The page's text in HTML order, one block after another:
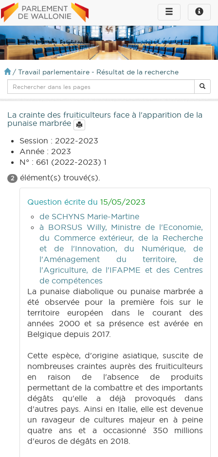
Toggle
infos
Toggle
navigation
/ Travail parlementaire - Résultat de la recherche
La crainte des fruiticulteurs face à l'apparition de la
punaise marbrée
Session : 2022-2023
Année : 2023
N° : 661 (2022-2023) 1
2 élément(s) trouvé(s).
Question écrite du 15/05/2023
de SCHYNS Marie-Martine
à BORSUS Willy, Ministre de l'Economie,
du Commerce extérieur, de la Recherche
et de l'Innovation, du Numérique, de
l'Aménagement du territoire, de
l'Agriculture, de l'IFAPME et des Centres
de compétences
La punaise diabolique ou punaise marbrée a
été observée pour la première fois sur le
territoire européen dans le courant des
années 2000 et sa présence est avérée en
Belgique depuis 2017.
Cette espèce, d'origine asiatique, suscite de
nombreuses craintes auprès des fruiticulteurs
en raison de l'absence de produits
permettant de la combattre et des importants
dégâts qu'elle a déjà provoqués dans
d'autres pays. Ainsi en Italie, elle est devenue
un ravageur de cultures majeur en à peine
quatre ans et a occasionné 350 millions
d'euros de dégâts en 2018.